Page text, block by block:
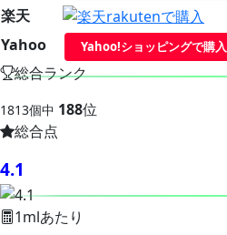
楽天
Yahoo
Yahoo!ショッピングで購入
総合ランク
1813個中 188位
総合点
4.1
1mlあたり